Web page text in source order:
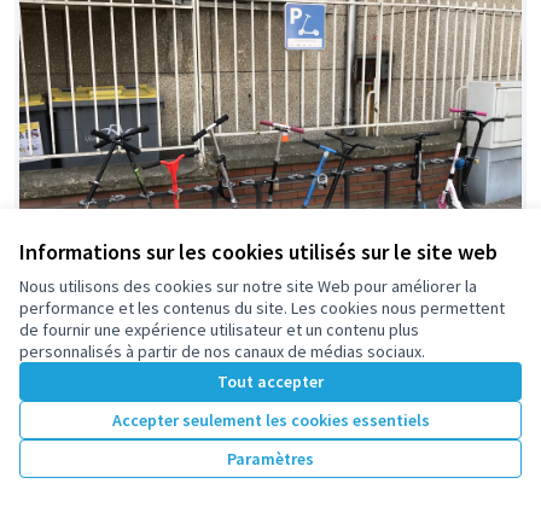
Informations sur les cookies utilisés sur le site web
Nous utilisons des cookies sur notre site Web pour améliorer la
performance et les contenus du site. Les cookies nous permettent
de fournir une expérience utilisateur et un contenu plus
personnalisés à partir de nos canaux de médias sociaux.
Tout accepter
Accepter seulement les cookies essentiels
Paramètres
Parking à trottinettes pour l’école le
Moulin des Gibets / à étendre à toute
Retenue
FCPE École maternelle du Moulin des Gibets